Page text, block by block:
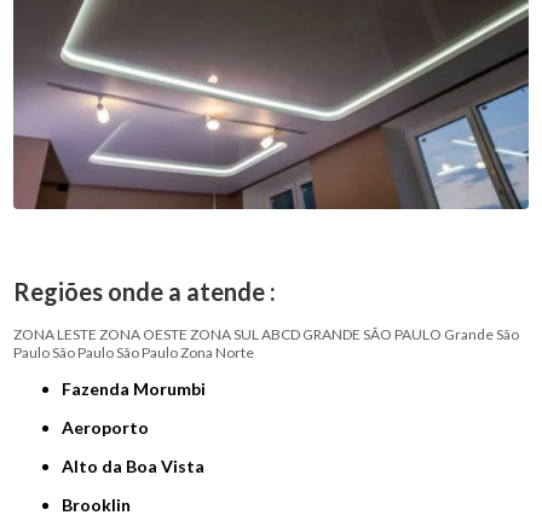
Regiões onde a atende :
ZONA LESTE ZONA OESTE ZONA SULABCD GRANDE SÃO PAULO Grande São
PauloSão PauloSão PauloZona Norte
Fazenda Morumbi
Aeroporto
Alto da Boa Vista
Brooklin